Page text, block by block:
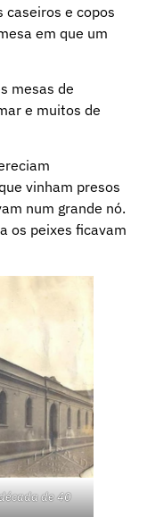
caseiros e copos
em que um
mesas de
e muitos de
vinham presos
num grande nó.
os peixes ficavam
de 40